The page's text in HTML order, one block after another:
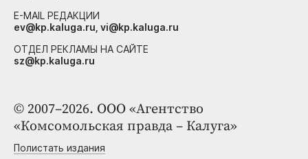
© 2007–2026. ООО «Агентство
«Комсомольская правда – Калуга»
Полистать издания
E-MAIL РЕДАКЦИИ
ev@kp.kaluga.ru, vi@kp.kaluga.ru
ОТДЕЛ РЕКЛАМЫ НА САЙТЕ
sz@kp.kaluga.ru